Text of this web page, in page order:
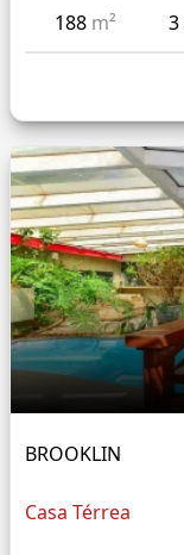
188 m² 3
BROOKLIN
Casa Térrea